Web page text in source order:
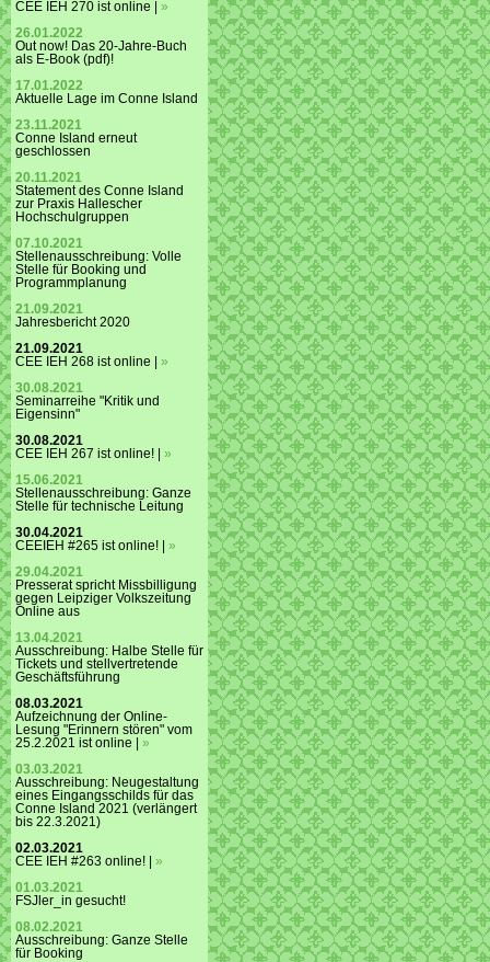
CEE IEH 270 ist online | »
26.01.2022
Out now! Das 20-Jahre-Buch
als E-Book (pdf)!
17.01.2022
Aktuelle Lage im Conne Island
23.11.2021
Conne Island erneut
geschlossen
20.11.2021
Statement des Conne Island
zur Praxis Hallescher
Hochschulgruppen
07.10.2021
Stellenausschreibung: Volle
Stelle für Booking und
Programmplanung
21.09.2021
Jahresbericht 2020
21.09.2021
CEE IEH 268 ist online | »
30.08.2021
Seminarreihe "Kritik und
Eigensinn"
30.08.2021
CEE IEH 267 ist online! | »
15.06.2021
Stellenausschreibung: Ganze
Stelle für technische Leitung
30.04.2021
CEEIEH #265 ist online! | »
29.04.2021
Presserat spricht Missbilligung
gegen Leipziger Volkszeitung
Online aus
13.04.2021
Ausschreibung: Halbe Stelle für
Tickets und stellvertretende
Geschäftsführung
08.03.2021
Aufzeichnung der Online-
Lesung "Erinnern stören" vom
25.2.2021 ist online | »
03.03.2021
Ausschreibung: Neugestaltung
eines Eingangsschilds für das
Conne Island 2021 (verlängert
bis 22.3.2021)
02.03.2021
CEE IEH #263 online! | »
01.03.2021
FSJler_in gesucht!
08.02.2021
Ausschreibung: Ganze Stelle
für Booking